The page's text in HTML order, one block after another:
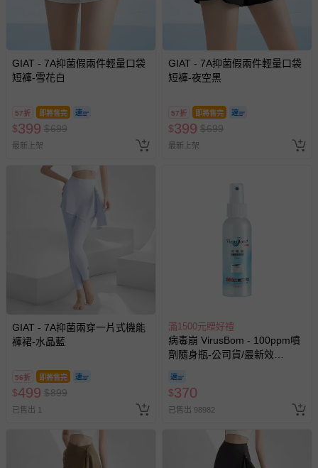
GIAT - 7A抑菌假兩件輕量口袋
短褲-雪花白
57折 即將售完
$399 $699
最新上架
GIAT - 7A抑菌假兩件輕量口袋
短褲-夜空黑
57折 即將售完
$399 $699
最新上架
GIAT - 7A抑菌兩穿一片式機能
褲裙-水晶藍
56折 即將售完
$499 $899
已售出 1
滿1500元贈好禮
病毒崩 VirusBom - 100ppm噴
劑隨身瓶-公司貨/最新效
$370
已售出 98982